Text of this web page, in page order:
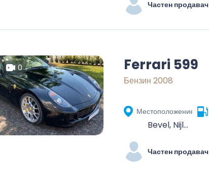
Частен продавач
0 Ferrari 599
Бензин 2008
Местоположение
Bevel, Nijlen, Mechelen, Antwerp, Flanders, Belgium
Частен продавач